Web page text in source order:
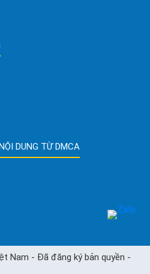
DUNG TỪ DMCA
Nam - Đã đăng ký bản quyền -